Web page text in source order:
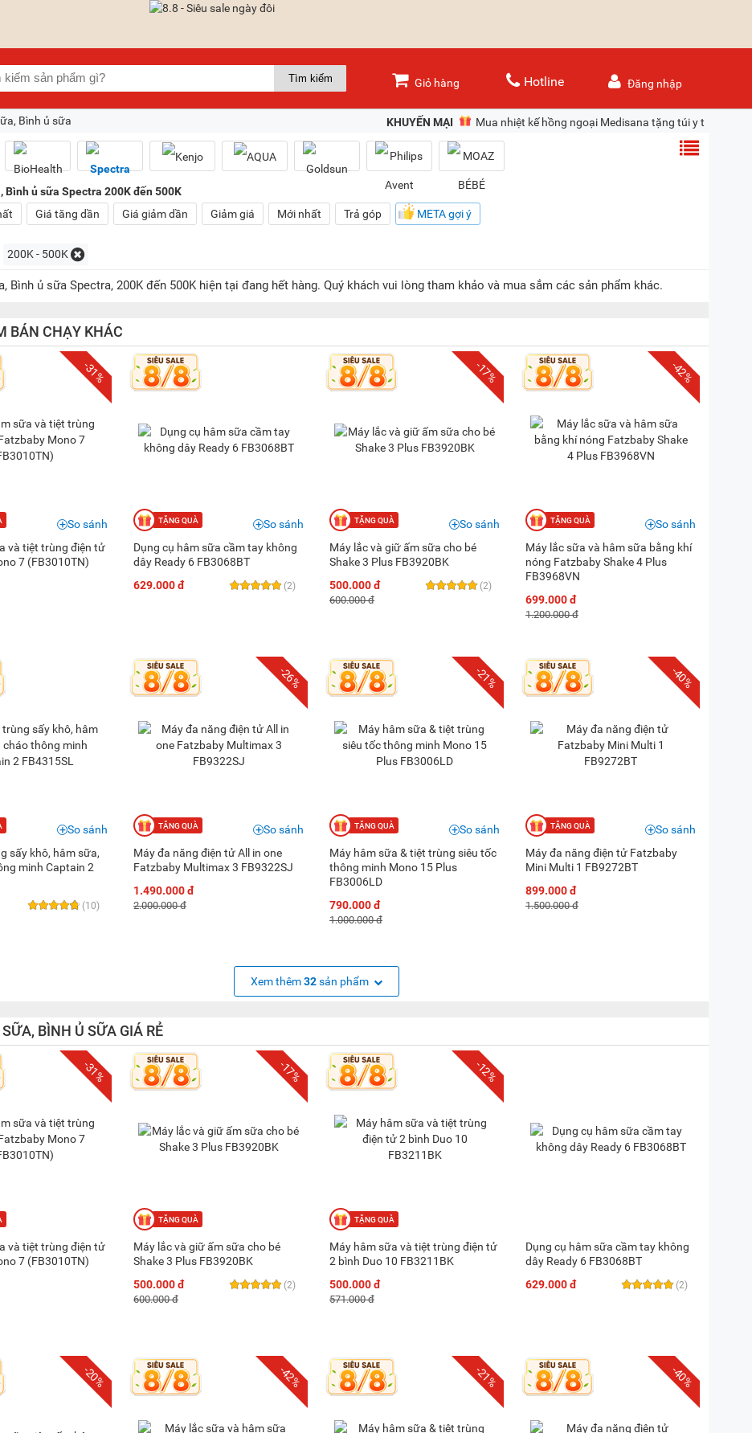
Đăng nhập
Giỏ hàng Hotline
KHUYẾN MẠI Mua nhiệt kế hồng ngoại Medisana tặng túi y tế Omron
Bình ủ sữa
Bình ủ sữa Spectra 200K đến 500K
Giá tăng dần Giá giảm dần Giảm giá Mới nhất Trả góp META gợi ý
200K - 500K
Bình ủ sữa Spectra, 200K đến 500K hiện tại đang hết hàng. Quý khách vui lòng tham khảo và mua sắm các sản phẩm khác.
BÁN CHẠY KHÁC
-31%
và tiệt trùng điện tử
7 (FB3010TN)
So sánh
Dụng cụ hâm sữa cầm tay không
dây Ready 6 FB3068BT
(2)
629.000 đ
So sánh
-17%
Máy lắc và giữ ấm sữa cho bé
Shake 3 Plus FB3920BK
(2)
500.000 đ
600.000 đ
So sánh
-42%
Máy lắc sữa và hâm sữa bằng khí
nóng Fatzbaby Shake 4 Plus
FB3968VN
699.000 đ
1.200.000 đ
So sánh
sấy khô, hâm sữa,
minh Captain 2
(10)
So sánh
-26%
Máy đa năng điện tử All in one
Fatzbaby Multimax 3 FB9322SJ
1.490.000 đ
2.000.000 đ
So sánh
-21%
Máy hâm sữa & tiệt trùng siêu tốc
thông minh Mono 15 Plus
FB3006LD
790.000 đ
1.000.000 đ
So sánh
-40%
Máy đa năng điện tử Fatzbaby
Mini Multi 1 FB9272BT
899.000 đ
1.500.000 đ
So sánh
Xem thêm32sản phẩm
BÌNH Ủ SỮA GIÁ RẺ
-31%
và tiệt trùng điện tử
7 (FB3010TN)
-17%
Máy lắc và giữ ấm sữa cho bé
Shake 3 Plus FB3920BK
(2)
500.000 đ
600.000 đ
-12%
Máy hâm sữa và tiệt trùng điện tử
2 bình Duo 10 FB3211BK
500.000 đ
571.000 đ
Dụng cụ hâm sữa cầm tay không
dây Ready 6 FB3068BT
(2)
629.000 đ
-20% -42% -21% -40%